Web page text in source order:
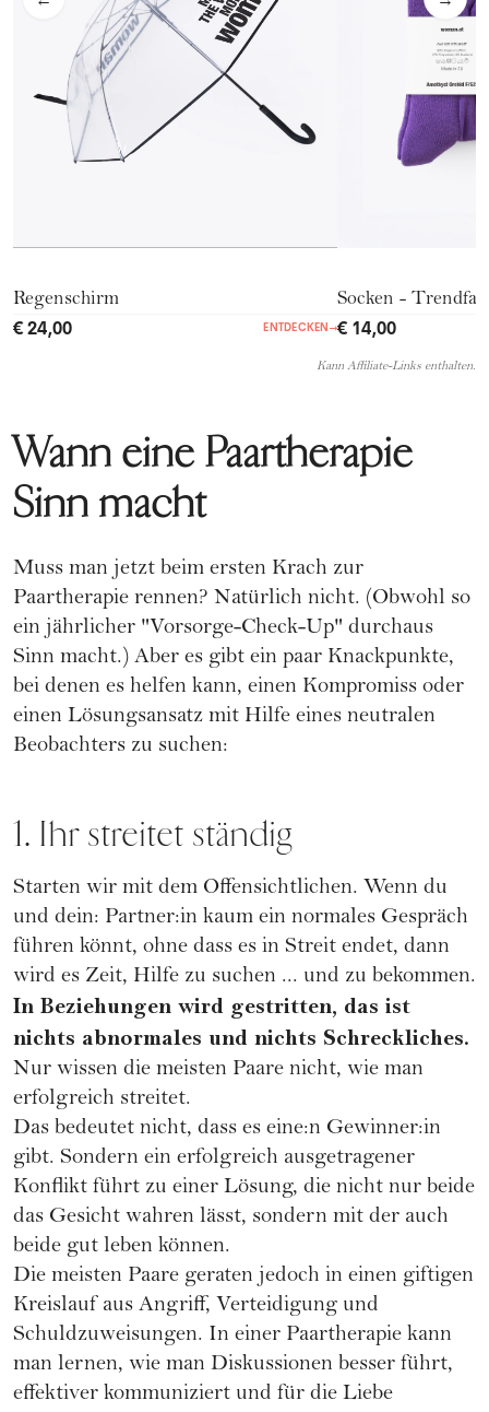
Regenschirm
€ 24,00 ENTDECKEN →
Socken -
€ 14,00
Kann Affiliate-Links enthalten.
Wann eine Paartherapie
Sinn macht
Muss man jetzt beim ersten Krach zur
Paartherapie rennen? Natürlich nicht. (Obwohl so
ein jährlicher "Vorsorge-Check-Up" durchaus
Sinn macht.) Aber es gibt ein paar Knackpunkte,
bei denen es helfen kann, einen Kompromiss oder
einen Lösungsansatz mit Hilfe eines neutralen
Beobachters zu suchen:
1. Ihr streitet ständig
Starten wir mit dem Offensichtlichen. Wenn du
und dein: Partner:in kaum ein normales Gespräch
führen könnt, ohne dass es in Streit endet, dann
wird es Zeit, Hilfe zu suchen ... und zu bekommen.
In Beziehungen wird gestritten, das ist
nichts abnormales und nichts Schreckliches.
Nur wissen die meisten Paare nicht, wie man
erfolgreich streitet.
Das bedeutet nicht, dass es eine:n Gewinner:in
gibt. Sondern ein erfolgreich ausgetragener
Konflikt führt zu einer Lösung, die nicht nur beide
das Gesicht wahren lässt, sondern mit der auch
beide gut leben können.
Die meisten Paare geraten jedoch in einen giftigen
Kreislauf aus Angriff, Verteidigung und
Schuldzuweisungen. In einer Paartherapie kann
man lernen, wie man Diskussionen besser führt,
effektiver kommuniziert und für die Liebe